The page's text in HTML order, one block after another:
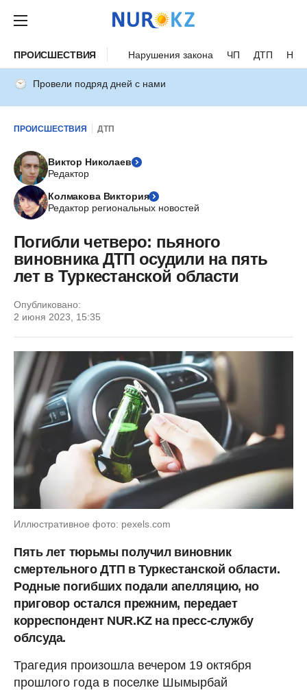
ПРОИСШЕСТВИЯ Нарушения закона ЧП ДТП
Провели подряд дней с нами
ПРОИСШЕСТВИЯ ДТП
Виктор Николаев
Редактор
Колмакова Виктория
Редактор региональных новостей
Погибли четверо: пьяного
виновника ДТП осудили на пять
лет в Туркестанской области
Опубликовано:
2 июня 2023, 15:35
Иллюстративное фото: pexels.com
Пять лет тюрьмы получил виновник
смертельного ДТП в Туркестанской области.
Родные погибших подали апелляцию, но
приговор остался прежним, передает
корреспондент NUR.KZ на пресс-службу
облсуда.
Трагедия произошла вечером 19 октября
прошлого года в поселке Шымырбай